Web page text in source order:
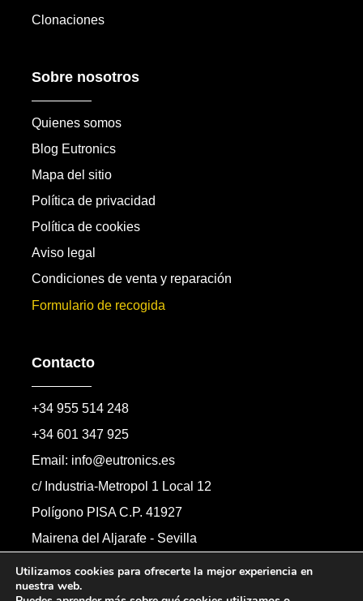
Clonaciones
Sobre nosotros
Quienes somos
Blog Eutronics
Mapa del sitio
Política de privacidad
Política de cookies
Aviso legal
Condiciones de venta y reparación
Formulario de recogida
Contacto
+34 955 514 248
+34 601 347 925
Email: info@eutronics.es
c/ Industria-Metropol 1 Local 12
Polígono PISA C.P. 41927
Mairena del Aljarafe - Sevilla
Formulario de contacto
Utilizamos cookies para ofrecerte la mejor experiencia en
nuestra web.